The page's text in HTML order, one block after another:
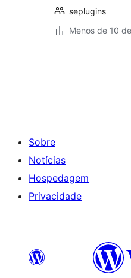
seplugins
Menos de 10
Sobre
Notícias
Hospedagem
Privacidade